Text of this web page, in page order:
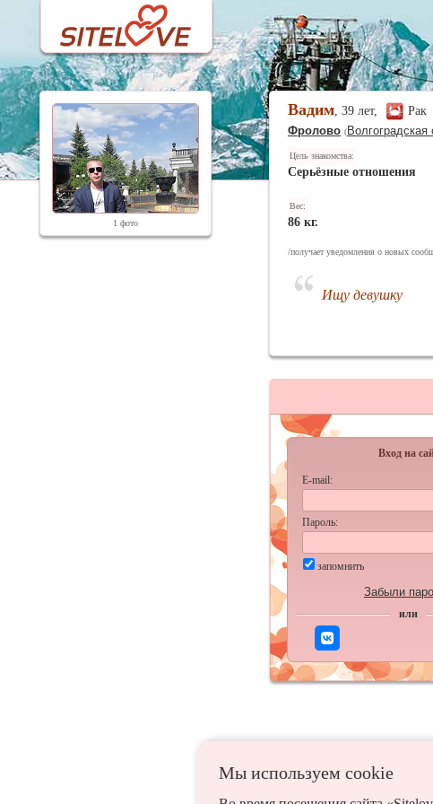
1 фото
Вадим, 39 лет,
Рак
Фролово (Волгоградская
Цель знакомства:
Серьёзные отношения
Вес:
86 кг.
/получает уведомления о новых
Ищу девушку
Мы используем сookie
Вход на
E-mail:
Пароль:
запомнить
Забыли
или